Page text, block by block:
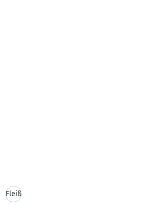
Fleiß